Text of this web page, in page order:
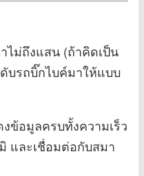
ไม่ถึงแสน (ถ้าคิดเป็น
บรถบิ๊กไบค์มาให้แบบ
ข้อมูลครบทั้งความเร็ว
และเชื่อมต่อกับสมา